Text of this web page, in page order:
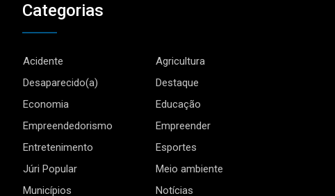
Categorias
Acidente
Agricultura
Desaparecido(a)
Destaque
Economia
Educação
Empreendedorismo
Empreender
Entretenimento
Esportes
Júri Popular
Meio ambiente
Municípios
Notícias